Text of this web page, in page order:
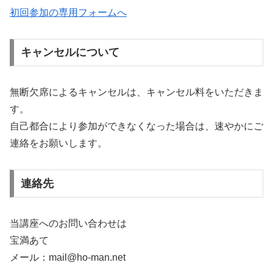
初回参加の専用フォームへ
キャンセルについて
無断欠席によるキャンセルは、キャンセル料をいただきま
す。
自己都合により参加ができなくなった場合は、速やかにご
連絡をお願いします。
連絡先
当講座へのお問い合わせは
宝満あて
メール：mail@ho-man.net